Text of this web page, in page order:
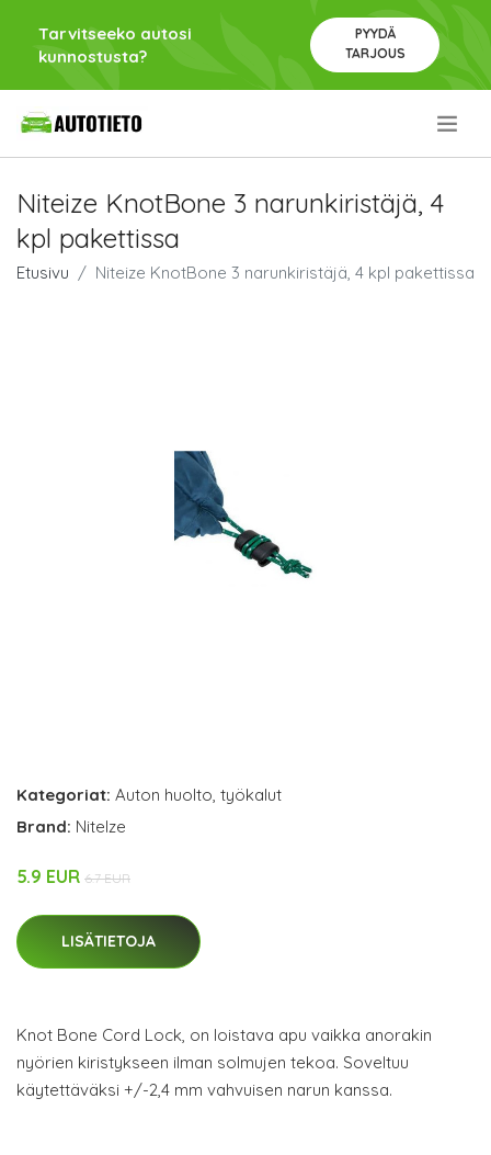
Tarvitseeko autosi
kunnostusta?
PYYDÄ
TARJOUS
Niteize KnotBone 3 narunkiristäjä, 4
kpl pakettissa
Etusivu Niteize KnotBone 3 narunkiristäjä, 4 kpl pakettissa
Kategoriat: Auton huolto, työkalut
Brand: NiteIze
5.9 EUR 6.7 EUR
LISÄTIETOJA
Knot Bone Cord Lock, on loistava apu vaikka anorakin
nyörien kiristykseen ilman solmujen tekoa. Soveltuu
käytettäväksi +/-2,4 mm vahvuisen narun kanssa.